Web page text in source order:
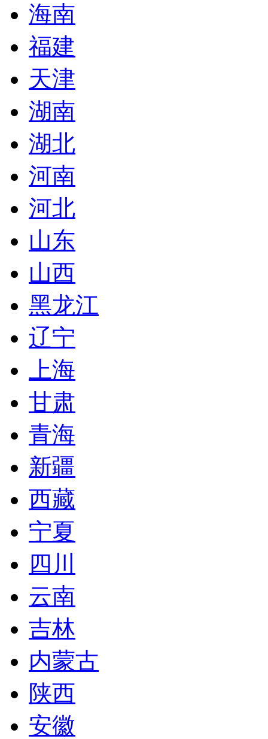
海南
福建
天津
湖南
湖北
河南
河北
山东
山西
黑龙江
辽宁
上海
甘肃
青海
新疆
西藏
宁夏
四川
云南
吉林
内蒙古
陕西
安徽